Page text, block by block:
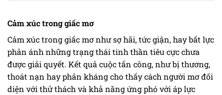
Cảm xúc trong giấc mơ
Cảm xúc trong giấc mơ như sợ hãi, tức giận, hay bất lực
phản ánh những trạng thái tinh thần tiêu cực chưa
được giải quyết. Kết quả cuộc tấn công, như bị thương,
thoát nạn hay phản kháng cho thấy cách người mơ đối
diện với thử thách và khả năng ứng phó với áp lực